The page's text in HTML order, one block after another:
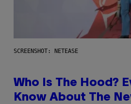
SCREENSHOT: NETEASE
Who Is The Hood?
Know About The